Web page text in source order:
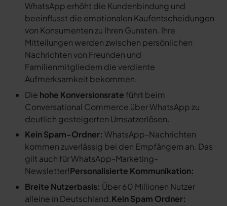
WhatsApp erhöht die Kundenbindung und
beeinflusst die emotionalen Kaufentscheidungen
von Konsumenten zu Ihren Gunsten. Ihre
Mitteilungen werden zwischen persönlichen
Nachrichten von Freunden und
Familienmitgliedern die verdiente
Aufmerksamkeit bekommen.
Die hohe Konversionsrate führt beim
Conversational Commerce über WhatsApp zu
deutlich gesteigerten Umsatzerlösen.
Kein Spam-Ordner: WhatsApp-Nachrichten
kommen zuverlässig bei den Empfängern an. Das
gilt auch für WhatsApp-Marketing-
Newsletter!Personalisierte Kommunikation:
Breite Nutzerbasis: Über 60 Millionen Nutzer
alleine in Deutschland.Kein Spam Ordner: